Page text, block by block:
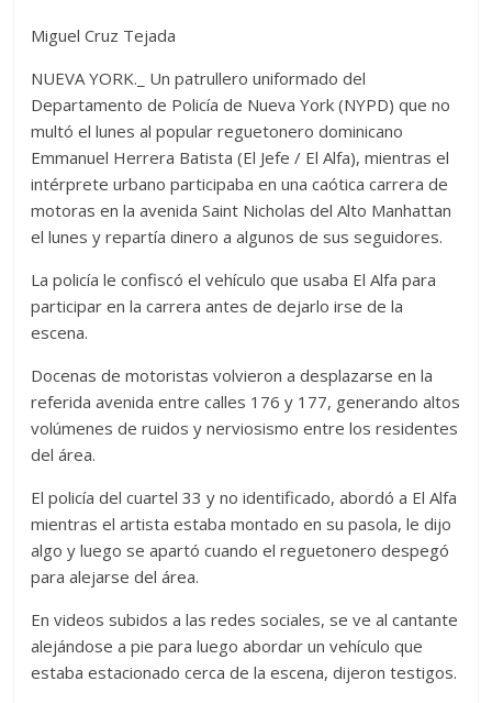
Miguel Cruz Tejada
NUEVA YORK._ Un patrullero uniformado del
Departamento de Policía de Nueva York (NYPD) que no
multó el lunes al popular reguetonero dominicano
Emmanuel Herrera Batista (El Jefe / El Alfa), mientras el
intérprete urbano participaba en una caótica carrera de
motoras en la avenida Saint Nicholas del Alto Manhattan
el lunes y repartía dinero a algunos de sus seguidores.
La policía le confiscó el vehículo que usaba El Alfa para
participar en la carrera antes de dejarlo irse de la
escena.
Docenas de motoristas volvieron a desplazarse en la
referida avenida entre calles 176 y 177, generando altos
volúmenes de ruidos y nerviosismo entre los residentes
del área.
El policía del cuartel 33 y no identificado, abordó a El Alfa
mientras el artista estaba montado en su pasola, le dijo
algo y luego se apartó cuando el reguetonero despegó
para alejarse del área.
En videos subidos a las redes sociales, se ve al cantante
alejándose a pie para luego abordar un vehículo que
estaba estacionado cerca de la escena, dijeron testigos.